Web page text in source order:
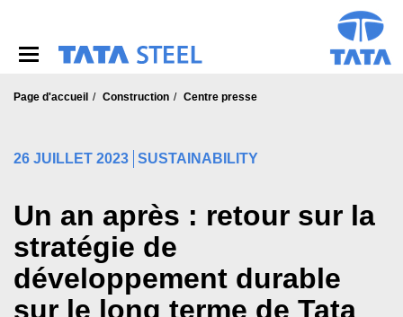
Page d'accueil Construction Centre presse
26 JUILLET 2023 SUSTAINABILITY
Un an après : retour sur la
stratégie de
développement durable
sur le long terme de Tata